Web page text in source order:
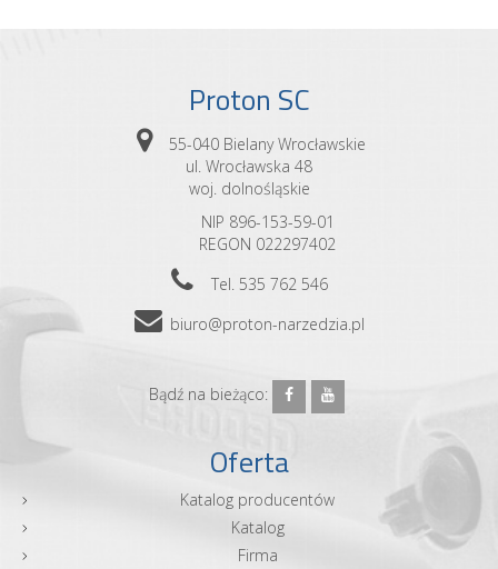
Proton SC
55-040 Bielany Wrocławskie
ul. Wrocławska 48
woj. dolnośląskie
NIP 896-153-59-01
REGON 022297402
Tel. 535 762 546
biuro@proton-narzedzia.pl
Bądź na bieżąco:
Oferta
Katalog producentów
Katalog
Firma